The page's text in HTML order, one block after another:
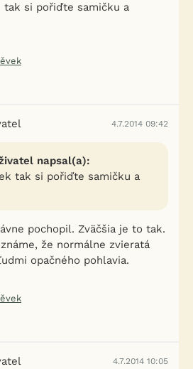
si pořiďte samičku a
4.7.2014 09:42
napsal(a):
tak si pořiďte samičku a
pochopil. Zväčšia je to tak.
že normálne zvieratá
opačného pohlavia.
4.7.2014 10:05